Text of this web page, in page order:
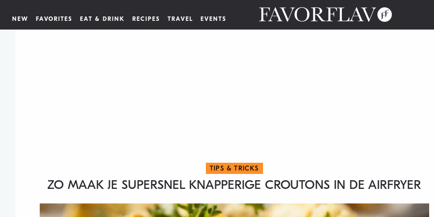
NEW FAVORITES EAT & DRINK RECIPES TRAVEL EVENTS
TIPS & TRICKS
ZO MAAK JE SUPERSNEL KNAPPERIGE CROUTONS IN DE AIRFRYER